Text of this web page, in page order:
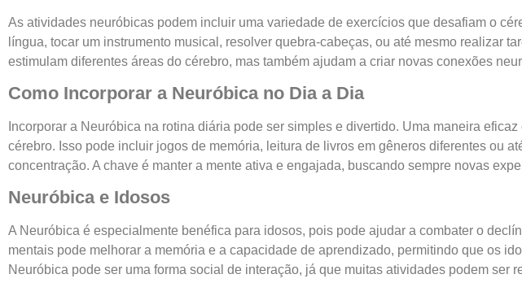
As atividades neuróbicas podem incluir uma variedade de exercícios que desafiam o
língua, tocar um instrumento musical, resolver quebra-cabeças, ou até mesmo realizar
estimulam diferentes áreas do cérebro, mas também ajudam a criar novas conexões
Como Incorporar a Neuróbica no Dia a Dia
Incorporar a Neuróbica na rotina diária pode ser simples e divertido. Uma maneira
cérebro. Isso pode incluir jogos de memória, leitura de livros em gêneros diferentes ou
concentração. A chave é manter a mente ativa e engajada, buscando sempre novas
Neuróbica e Idosos
A Neuróbica é especialmente benéfica para idosos, pois pode ajudar a combater o
mentais pode melhorar a memória e a capacidade de aprendizado, permitindo que os
Neuróbica pode ser uma forma social de interação, já que muitas atividades podem